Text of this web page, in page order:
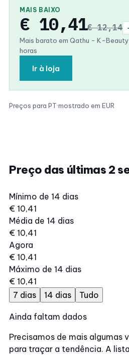
MAIS BAIXO
€ 10,41€ 12,14
Mais barato em Qathu - K-
horas
Ir à loja
Preços para PT·mostrado em EUR
Preço das últimas 2
Mínimo de 14 dias
€ 10,41
Média de 14 dias
€ 10,41
Agora
€ 10,41
Máximo de 14 dias
€ 10,41
7 dias
14 dias Tudo
Ainda faltam dados
Precisamos de mais algumas
para traçar a tendência. A